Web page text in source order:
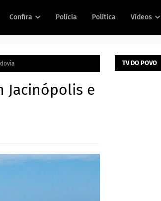
Confira Polícia Política Vídeos
Jacinópolis e
TV DO POVO